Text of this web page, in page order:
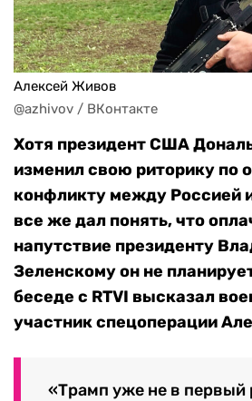
Алексей Живов
@azhivov / ВКонтакте
Хотя президент США
изменил свою риторику по
конфликту между Россией
все же дал понять, что
напутствие президенту
Зеленскому он не
беседе с RTVI высказал
участник спецоперации
«Трамп уже не в первый